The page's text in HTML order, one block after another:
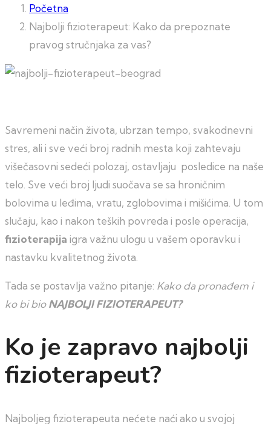
Početna
Najbolji fizioterapeut: Kako da prepoznate
pravog stručnjaka za vas?
Savremeni način života, ubrzan tempo, svakodnevni
stres, ali i sve veći broj radnih mesta koji zahtevaju
višečasovni sedeći polozaj, ostavljaju posledice na naše
telo. Sve veći broj ljudi suočava se sa hroničnim
bolovima u leđima, vratu, zglobovima i mišićima. U tom
slučaju, kao i nakon teških povreda i posle operacija,
fizioterapija igra važnu ulogu u vašem oporavku i
nastavku kvalitetnog života.
Tada se postavlja važno pitanje: Kako da pronađem i
ko bi bioNAJBOLJI FIZIOTERAPEUT?
Ko je zapravo najbolji
fizioterapeut?
Najboljeg fizioterapeuta nećete naći ako u svojoj